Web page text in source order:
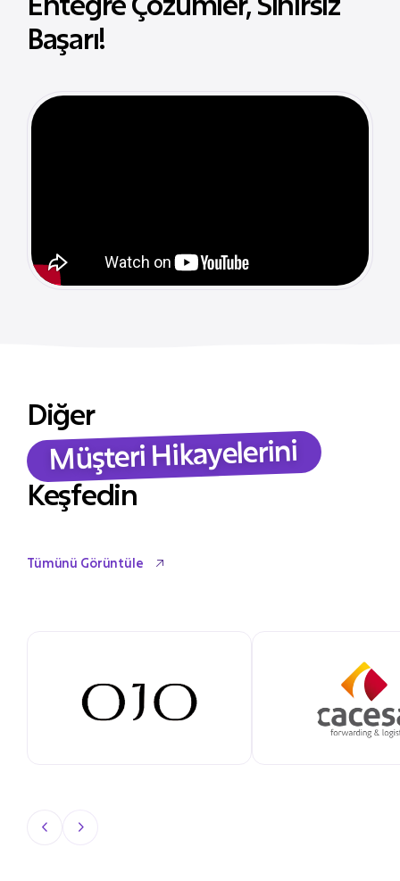
Başarı!
Diğer
Müşteri Hikayelerini
Keşfedin
Tümünü Görüntüle